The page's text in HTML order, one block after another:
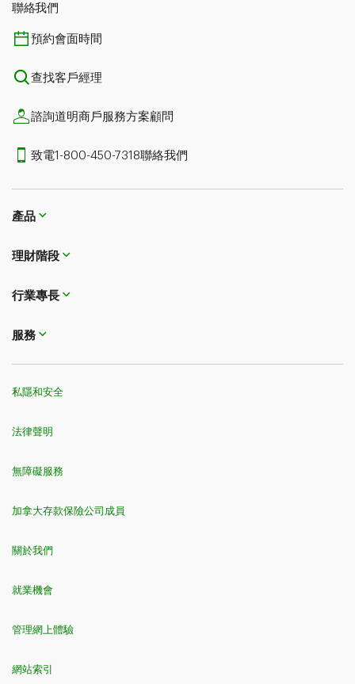
聯絡我們
預約會面時間
查找客戶經理
諮詢道明商戶服務方案顧問
致電1-800-450-7318聯絡我們
產品
理財階段
行業專長
服務
私隱和安全
法律聲明
無障礙服務
加拿大存款保險公司成員
關於我們
就業機會
管理網上體驗
網站索引